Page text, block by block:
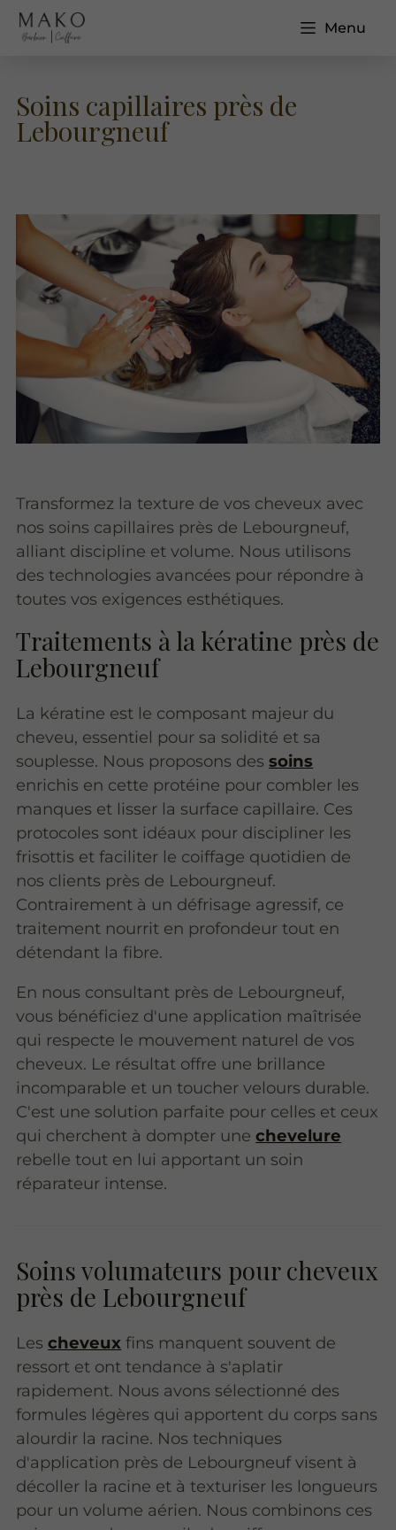
Menu
Soins capillaires près de
Lebourgneuf
Transformez la texture de vos cheveux avec
nos soins capillaires près de Lebourgneuf,
alliant discipline et volume. Nous utilisons
des technologies avancées pour répondre à
toutes vos exigences esthétiques.
Traitements à la kératine près de
Lebourgneuf
La kératine est le composant majeur du
cheveu, essentiel pour sa solidité et sa
souplesse. Nous proposons dessoins
enrichis en cette protéine pour combler les
manques et lisser la surface capillaire. Ces
protocoles sont idéaux pour discipliner les
frisottis et faciliter le coiffage quotidien de
nos clients près de Lebourgneuf.
Contrairement à un défrisage agressif, ce
traitement nourrit en profondeur tout en
détendant la fibre.
En nous consultant près de Lebourgneuf,
vous bénéficiez d'une application maîtrisée
qui respecte le mouvement naturel de vos
cheveux. Le résultat offre une brillance
incomparable et un toucher velours durable.
C'est une solution parfaite pour celles et ceux
qui cherchent à dompter unechevelure
rebelle tout en lui apportant un soin
réparateur intense.
Soins volumateurs pour cheveux
près de Lebourgneuf
Lescheveux fins manquent souvent de
ressort et ont tendance à s'aplatir
rapidement. Nous avons sélectionné des
formules légères qui apportent du corps sans
alourdir la racine. Nos techniques
d'application près de Lebourgneuf visent à
décoller la racine et à texturiser les longueurs
pour un volume aérien. Nous combinons ces